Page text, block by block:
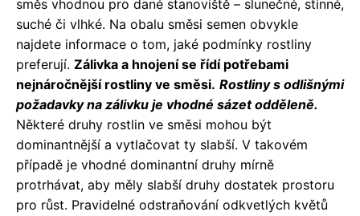
směs vhodnou pro dané stanoviště – slunečné, stinné,
suché či vlhké. Na obalu směsi semen obvykle
najdete informace o tom, jaké podmínky rostliny
preferují. Zálivka a hnojení se řídí potřebami
nejnáročnější rostliny ve směsi. Rostliny s odlišnými
požadavky na zálivku je vhodné sázet odděleně.
Některé druhy rostlin ve směsi mohou být
dominantnější a vytlačovat ty slabší. V takovém
případě je vhodné dominantní druhy mírně
protrhávat, aby měly slabší druhy dostatek prostoru
pro růst. Pravidelné odstraňování odkvetlých květů